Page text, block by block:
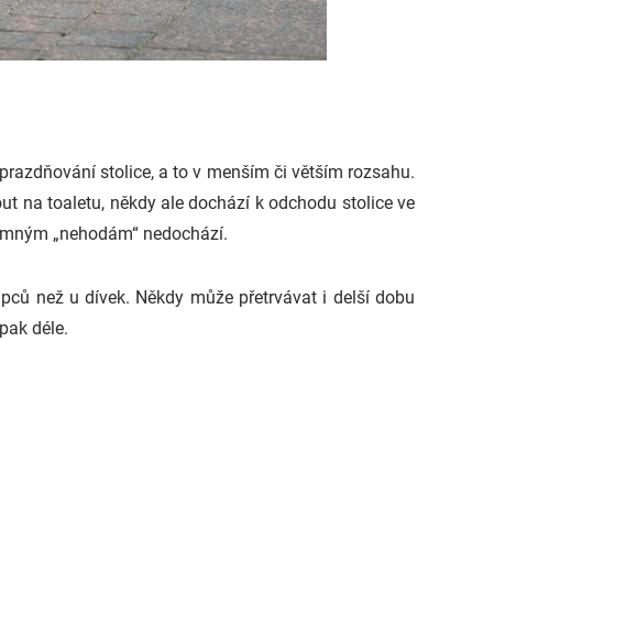
stolice, a to v menším či větším rozsahu.
na toaletu, někdy ale dochází k odchodu stolice ve
„nehodám“ nedochází.
než u dívek. Někdy může přetrvávat i delší dobu
déle.